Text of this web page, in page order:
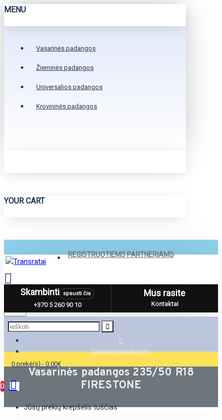
MENU
Vasarinės padangos
Žieminės padangos
Universalios padangos
Krovininės padangos
YOUR CART
REGISTRUOTIEMS PARTNERIAMS
Menu
0 prekė(s) - 0.00€
0
Jūsų prekių krepšelis tuščias
Skambinti spausti čia
+370 5 260 90 10
Mus rasite
Kontaktai
Vasarinės padangos
Vasarinės padangos 235/50 R18
FIRESTONE